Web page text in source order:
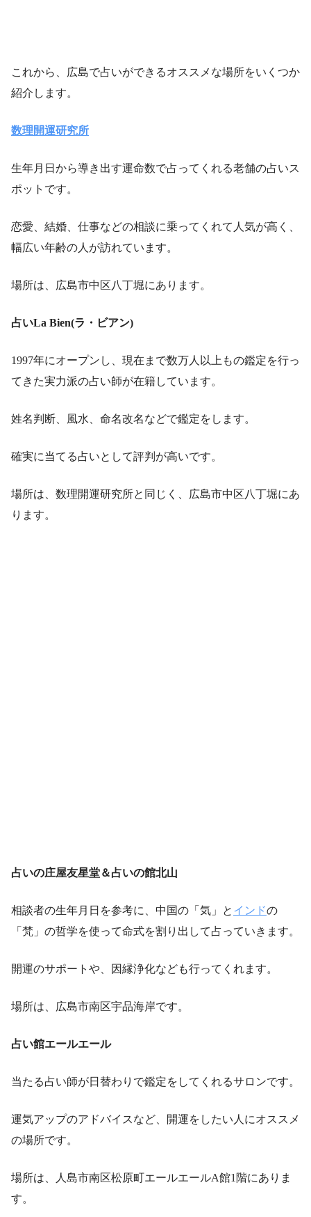
これから、広島で占いができるオススメな場所をいくつか
紹介します。
数理開運研究所
生年月日から導き出す運命数で占ってくれる老舗の占いス
ポットです。
恋愛、結婚、仕事などの相談に乗ってくれて人気が高く、
幅広い年齢の人が訪れています。
場所は、広島市中区八丁堀にあります。
占いLa Bien(ラ・ビアン)
1997年にオープンし、現在まで数万人以上もの鑑定を行っ
てきた実力派の占い師が在籍しています。
姓名判断、風水、命名改名などで鑑定をします。
確実に当てる占いとして評判が高いです。
場所は、数理開運研究所と同じく、広島市中区八丁堀にあ
ります。
占いの庄屋友星堂＆占いの館北山
相談者の生年月日を参考に、中国の「気」と インドの
「梵」の哲学を使って命式を割り出して占っていきます。
開運のサポートや、因縁浄化なども行ってくれます。
場所は、広島市南区宇品海岸です。
占い館エールエール
当たる占い師が日替わりで鑑定をしてくれるサロンです。
運気アップのアドバイスなど、開運をしたい人にオススメ
の場所です。
場所は、人島市南区松原町エールエールA館1階にありま
す。